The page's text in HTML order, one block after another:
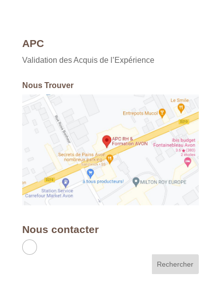
APC
Validation des Acquis de l’Expérience
Nous Trouver
Nous contacter
49 Avenue Franklin Roosevelt - 77210